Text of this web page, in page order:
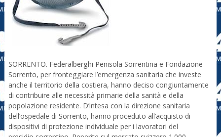
SORRENTO. Federalberghi Penisola Sorrentina e Fondazione
Sorrento, per fronteggiare l’emergenza sanitaria che investe
anche il territorio della costiera, hanno deciso congiuntamente
di contribuire alle necessità primarie della sanità e della
popolazione residente. D’intesa con la direzione sanitaria
dell’ospedale di Sorrento, hanno proceduto all’acquisto di
dispositivi di protezione individuale per i lavoratori del